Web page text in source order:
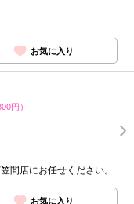
お気に入り
円）
間店にお任せください。
お気に入り